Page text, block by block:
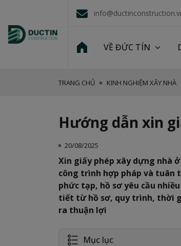
VỀ ĐỨC TÍN
TRANG CHỦ KINH NGHIỆM XÂY NHÀ
Hướng dẫn xin
20/08/2025
Xin giấy phép xây dựng nhà
công trình hợp pháp và tuân
phức tạp, hồ sơ yêu cầu
tiết từ hồ sơ, quy trình, thời
ra thuận lợi
Mục lục